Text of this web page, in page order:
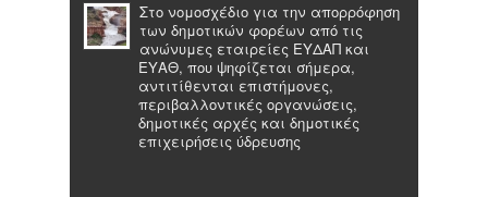
Στο νομοσχέδιο για την απορρόφηση
των δημοτικών φορέων από τις
ανώνυμες εταιρείες ΕΥΔΑΠ και
ΕΥΑΘ, που ψηφίζεται σήμερα,
αντιτίθενται επιστήμονες,
περιβαλλοντικές οργανώσεις,
δημοτικές αρχές και δημοτικές
επιχειρήσεις ύδρευσης